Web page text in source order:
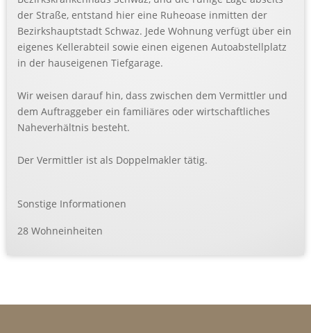
der Straße, entstand hier eine Ruheoase inmitten der
Bezirkshauptstadt Schwaz. Jede Wohnung verfügt über ein
eigenes Kellerabteil sowie einen eigenen Autoabstellplatz
in der hauseigenen Tiefgarage.
Wir weisen darauf hin, dass zwischen dem Vermittler und
dem Auftraggeber ein familiäres oder wirtschaftliches
Naheverhältnis besteht.
Der Vermittler ist als Doppelmakler tätig.
Sonstige Informationen
28 Wohneinheiten